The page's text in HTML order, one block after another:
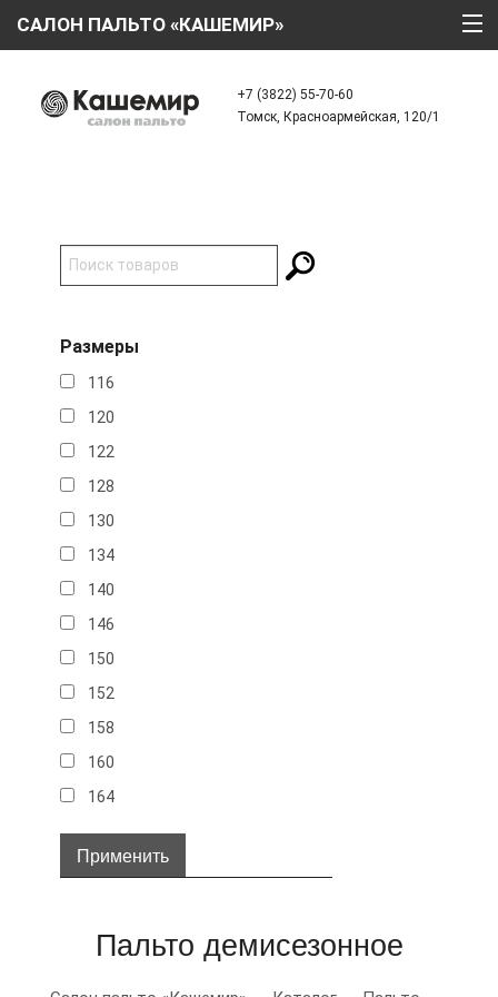
+7 (3822) 55-70-60
Томск, Красноармейская, 120/1
САЛОН ПАЛЬТО «КАШЕМИР»
О КОМПАНИИ
АКЦИИ
КОНТАКТЫ
Размеры
116
120
122
128
130
134
140
146
150
152
158
160
164
32
34
38
Пальто демисезонное